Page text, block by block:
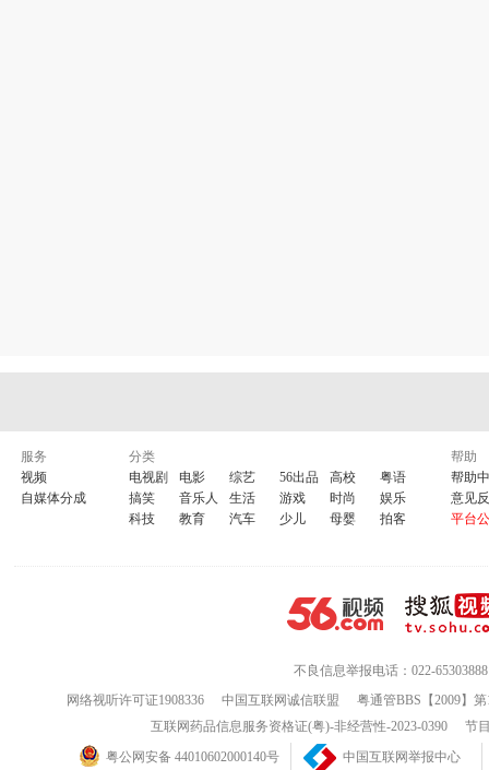
服务
视频
自媒体分成
分类
电视剧
电影 综艺 56出品 高校
粤语
搞笑
音乐人 生活 游戏 时尚
娱乐
科技
教育 汽车 少儿 母婴 拍客
帮助
帮助
意见
平台
不良信息举报电话：022-65303888
网络视听许可证1908336
中国互联网诚信联盟
粤通管BBS【2009】
互联网药品信息服务资格证(粤)-非经营性-2023-0390
节
粤公网安备 44010602000140号
中国互联网举报中心